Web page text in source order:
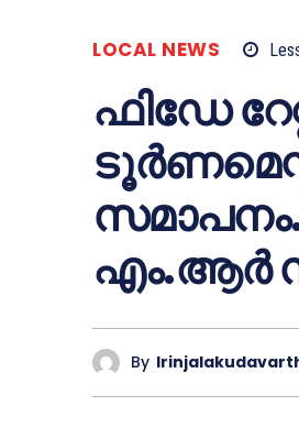
LOCAL NEWS
ഫിഡേ
എം.ആര്‍
By